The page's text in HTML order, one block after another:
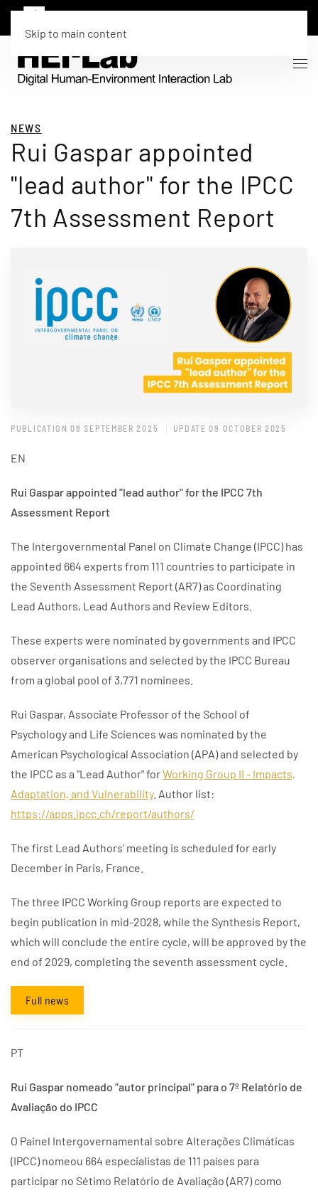
Skip to main content
NEWS
Rui Gaspar appointed
"lead author" for the IPCC
7th Assessment Report
PUBLICATION 08 SEPTEMBER 2025 UPDATE 09 OCTOBER 2025
EN
Rui Gaspar appointed "lead author" for the IPCC 7th
Assessment Report
The Intergovernmental Panel on Climate Change (IPCC) has
appointed 664 experts from 111 countries to participate in
the Seventh Assessment Report (AR7) as Coordinating
Lead Authors, Lead Authors and Review Editors.
These experts were nominated by governments and IPCC
observer organisations and selected by the IPCC Bureau
from a global pool of 3,771 nominees.
Rui Gaspar, Associate Professor of the School of
Psychology and Life Sciences was nominated by the
American Psychological Association (APA) and selected by
the IPCC as a "Lead Author" forWorking Group II - Impacts,
Adaptation, and Vulnerability. Author list:
https://apps.ipcc.ch/report/authors/
The first Lead Authors' meeting is scheduled for early
December in Paris, France.
The three IPCC Working Group reports are expected to
begin publication in mid-2028, while the Synthesis Report,
which will conclude the entire cycle, will be approved by the
end of 2029, completing the seventh assessment cycle.
Full news
PT
Rui Gaspar nomeado "autor principal" para o 7º Relatório de
Avaliação do IPCC
O Painel Intergovernamental sobre Alterações Climáticas
(IPCC) nomeou 664 especialistas de 111 países para
participar no Sétimo Relatório de Avaliação (AR7) como